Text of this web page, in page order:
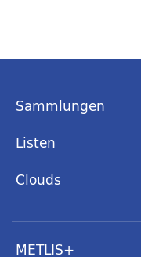
Sammlungen
Listen
Clouds
METLIS+